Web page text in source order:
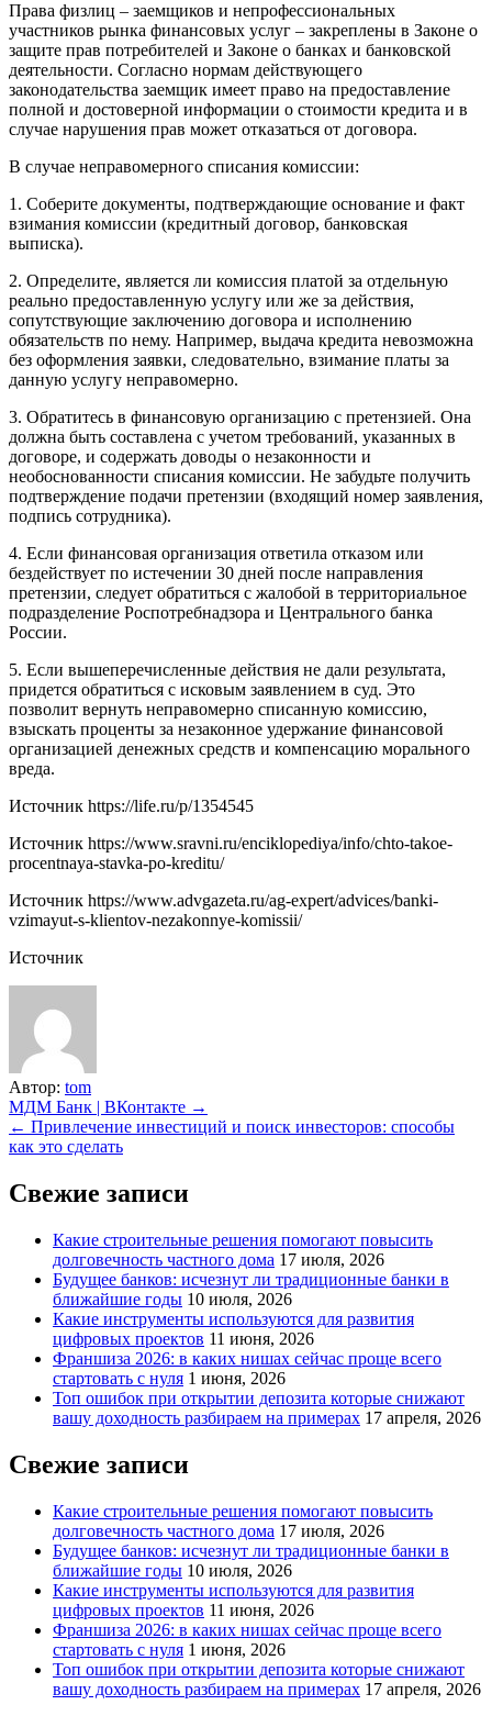
Права физлиц – заемщиков и непрофессиональных
участников рынка финансовых услуг – закреплены в Законе о
защите прав потребителей и Законе о банках и банковской
деятельности. Согласно нормам действующего
законодательства заемщик имеет право на предоставление
полной и достоверной информации о стоимости кредита и в
случае нарушения прав может отказаться от договора.
В случае неправомерного списания комиссии:
1. Соберите документы, подтверждающие основание и факт
взимания комиссии (кредитный договор, банковская
выписка).
2. Определите, является ли комиссия платой за отдельную
реально предоставленную услугу или же за действия,
сопутствующие заключению договора и исполнению
обязательств по нему. Например, выдача кредита невозможна
без оформления заявки, следовательно, взимание платы за
данную услугу неправомерно.
3. Обратитесь в финансовую организацию с претензией. Она
должна быть составлена с учетом требований, указанных в
договоре, и содержать доводы о незаконности и
необоснованности списания комиссии. Не забудьте получить
подтверждение подачи претензии (входящий номер заявления,
подпись сотрудника).
4. Если финансовая организация ответила отказом или
бездействует по истечении 30 дней после направления
претензии, следует обратиться с жалобой в территориальное
подразделение Роспотребнадзора и Центрального банка
России.
5. Если вышеперечисленные действия не дали результата,
придется обратиться с исковым заявлением в суд. Это
позволит вернуть неправомерно списанную комиссию,
взыскать проценты за незаконное удержание финансовой
организацией денежных средств и компенсацию морального
вреда.
Источник https://life.ru/p/1354545
Источник https://www.sravni.ru/enciklopediya/info/chto-takoe-
procentnaya-stavka-po-kreditu/
Источник https://www.advgazeta.ru/ag-expert/advices/banki-
vzimayut-s-klientov-nezakonnye-komissii/
Источник
Автор: tom
Навигация
по
МДМ Банк | ВКонтакте →
← Привлечение инвестиций и поиск инвесторов: способы
как это сделать
Свежие записи
Какие строительные решения помогают повысить
долговечность частного дома 17 июля, 2026
Будущее банков: исчезнут ли традиционные банки в
ближайшие годы 10 июля, 2026
Какие инструменты используются для развития
цифровых проектов 11 июня, 2026
Франшиза 2026: в каких нишах сейчас проще всего
стартовать с нуля 1 июня, 2026
Топ ошибок при открытии депозита которые снижают
вашу доходность разбираем на примерах 17 апреля, 2026
Свежие записи
Какие строительные решения помогают повысить
долговечность частного дома 17 июля, 2026
Будущее банков: исчезнут ли традиционные банки в
ближайшие годы 10 июля, 2026
Какие инструменты используются для развития
цифровых проектов 11 июня, 2026
Франшиза 2026: в каких нишах сейчас проще всего
стартовать с нуля 1 июня, 2026
Топ ошибок при открытии депозита которые снижают
вашу доходность разбираем на примерах 17 апреля, 2026